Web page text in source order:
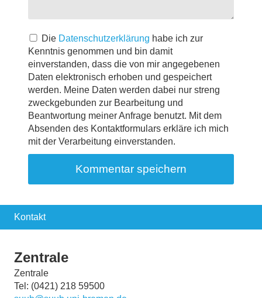
Die Datenschutzerklärung habe ich zur
Kenntnis genommen und bin damit
einverstanden, dass die von mir angegebenen
Daten elektronisch erhoben und gespeichert
werden. Meine Daten werden dabei nur streng
zweckgebunden zur Bearbeitung und
Beantwortung meiner Anfrage benutzt. Mit dem
Absenden des Kontaktformulars erkläre ich mich
mit der Verarbeitung einverstanden.
Kontakt
Zentrale
Zentrale
Tel: (0421) 218 59500